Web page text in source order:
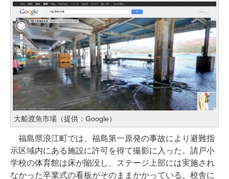
大船渡魚市場（提供：Google）
福島県浪江町では、福島第一原発の事故により避難指
示区域内にある施設に許可を得て撮影に入った。請戸小
学校の体育館は床が陥没し、ステージ上部には実施され
なかった卒業式の看板がそのままかかっている。校舎に